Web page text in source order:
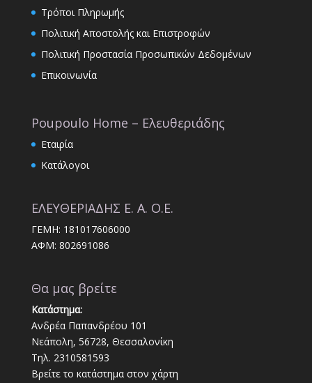
Τρόποι Πληρωμής
Πολιτική Αποστολής και Επιστροφών
Πολιτική Προστασία Προσωπικών Δεδομένων
Επικοινωνία
Poupoulo Home – Ελευθεριάδης
Εταιρία
Κατάλογοι
ΕΛΕΥΘΕΡΙΑΔΗΣ Ε. Α. Ο.Ε.
ΓΕΜΗ: 181017606000
ΑΦΜ: 802691086
Θα μας βρείτε
Κατάστημα:
Ανδρέα Παπανδρέου 101
Νεάπολη, 56728, Θεσσαλονίκη
Τηλ. 2310581593
Βρείτε το κατάστημα στον χάρτη